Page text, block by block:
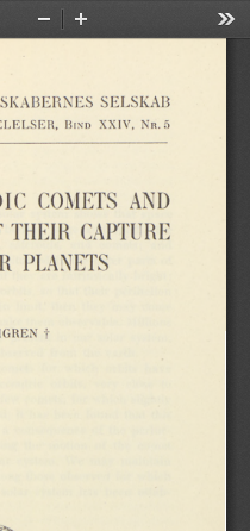
Zoom
SELSKAB
Bind XXIV, N r . 5
COMETS AND
THEIR CAPTURE
PLANETS
f